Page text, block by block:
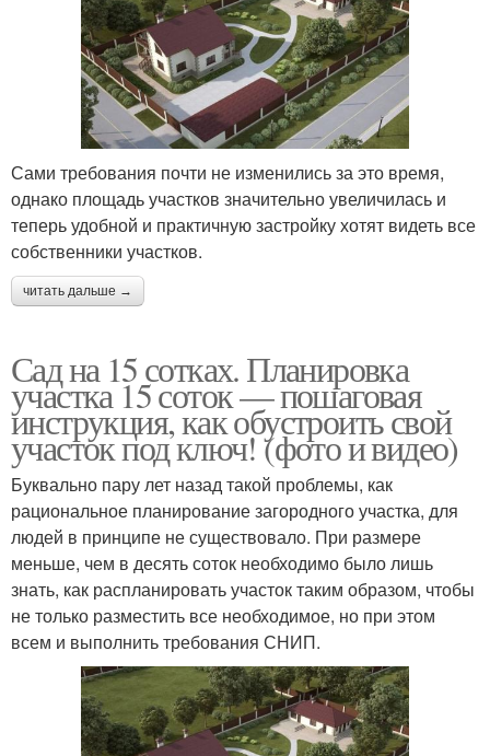
Сами требования почти не изменились за это время,
однако площадь участков значительно увеличилась и
теперь удобной и практичную застройку хотят видеть все
собственники участков.
читать дальше →
Сад на 15 сотках. Планировка
участка 15 соток — пошаговая
инструкция, как обустроить свой
участок под ключ! (фото и видео)
Буквально пару лет назад такой проблемы, как
рациональное планирование загородного участка, для
людей в принципе не существовало. При размере
меньше, чем в десять соток необходимо было лишь
знать, как распланировать участок таким образом, чтобы
не только разместить все необходимое, но при этом
всем и выполнить требования СНИП.